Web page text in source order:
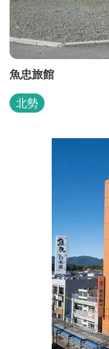
魚忠旅館
北勢